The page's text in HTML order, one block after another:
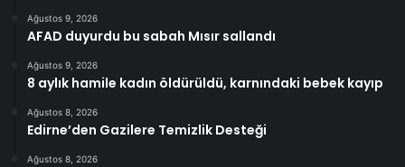
Ağustos 9, 2026
AFAD duyurdu bu sabah Mısır sallandı
Ağustos 9, 2026
8 aylık hamile kadın öldürüldü, karnındaki bebek kayıp
Ağustos 8, 2026
Edirne’den Gazilere Temizlik Desteği
Ağustos 8, 2026